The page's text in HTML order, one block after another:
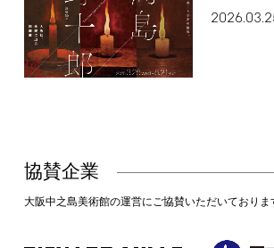
協賛企業
大阪中之島美術館の運営にご協賛いただいておりま